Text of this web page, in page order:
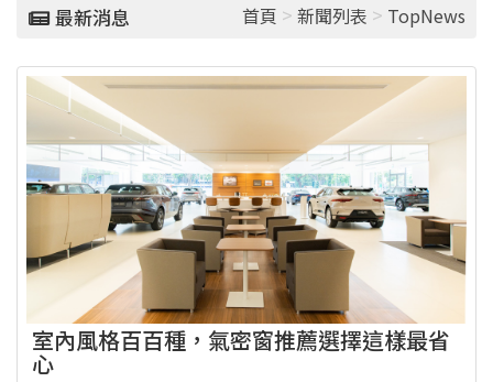
最新消息 首頁 > 新聞列表 > TopNews
室內風格百百種，氣密窗推薦選擇這樣最省
心